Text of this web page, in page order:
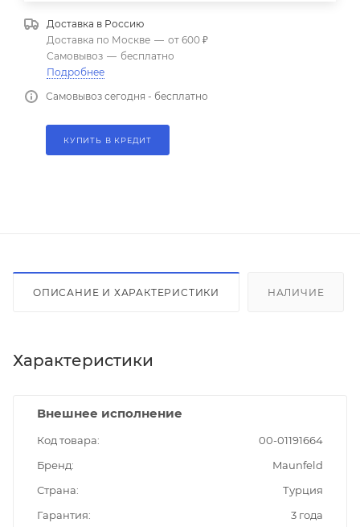
Доставка в Россию
Доставка по Москве — от 600 ₽
Самовывоз — бесплатно
Подробнее
Самовывоз сегодня - бесплатно
КУПИТЬ В КРЕДИТ
ОПИСАНИЕ И ХАРАКТЕРИСТИКИ НАЛИЧИЕ
Характеристики
Внешнее исполнение
Код товара
00-01191664
Бренд
Maunfeld
Страна
Турция
Гарантия
3 года